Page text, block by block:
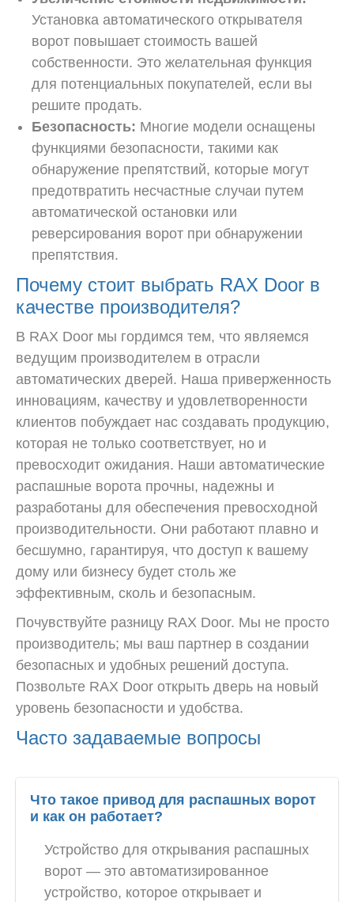
Установка автоматического открывателя
ворот повышает стоимость вашей
собственности. Это желательная функция
для потенциальных покупателей, если вы
решите продать.
Безопасность: Многие модели оснащены
функциями безопасности, такими как
обнаружение препятствий, которые могут
предотвратить несчастные случаи путем
автоматической остановки или
реверсирования ворот при обнаружении
препятствия.
Почему стоит выбрать RAX Door в
качестве производителя?
В RAX Door мы гордимся тем, что являемся
ведущим производителем в отрасли
автоматических дверей. Наша приверженность
инновациям, качеству и удовлетворенности
клиентов побуждает нас создавать продукцию,
которая не только соответствует, но и
превосходит ожидания. Наши автоматические
распашные ворота прочны, надежны и
разработаны для обеспечения превосходной
производительности. Они работают плавно и
бесшумно, гарантируя, что доступ к вашему
дому или бизнесу будет столь же
эффективным, сколь и безопасным.
Почувствуйте разницу RAX Door. Мы не просто
производитель; мы ваш партнер в создании
безопасных и удобных решений доступа.
Позвольте RAX Door открыть дверь на новый
уровень безопасности и удобства.
Часто задаваемые вопросы
Что такое привод для распашных ворот
и как он работает?
Устройство для открывания распашных
ворот — это автоматизированное
устройство, которое открывает и